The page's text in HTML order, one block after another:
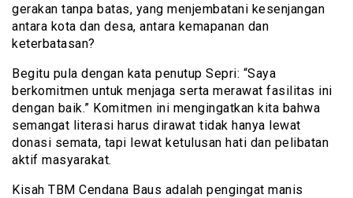
gerakan tanpa batas, yang menjembatani kesenjangan
antara kota dan desa, antara kemapanan dan
keterbatasan?
Begitu pula dengan kata penutup Sepri: “Saya
berkomitmen untuk menjaga serta merawat fasilitas ini
dengan baik.” Komitmen ini mengingatkan kita bahwa
semangat literasi harus dirawat tidak hanya lewat
donasi semata, tapi lewat ketulusan hati dan pelibatan
aktif masyarakat.
Kisah TBM Cendana Baus adalah pengingat manis